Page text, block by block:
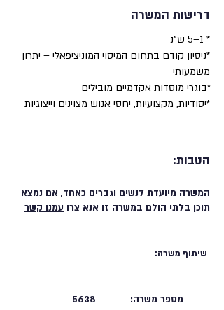
דרישות המשרה
* 1–5 ש"נ
*ניסיון קודם בתחום המיסוי המוניציפאלי – יתרון
משמעותי
*בוגרי מוסדות אקדמיים מובילים
*יסודיות, מקצועיות, יחסי אנוש מצוינים וייצוגיות
הטבות:
המשרה מיועדת לנשים וגברים כאחד, אם נמצא
תוכן בלתי הולם במשרה זו אנא צרו עמנו קשר
שיתוף משרה:
5638 מספר משרה: